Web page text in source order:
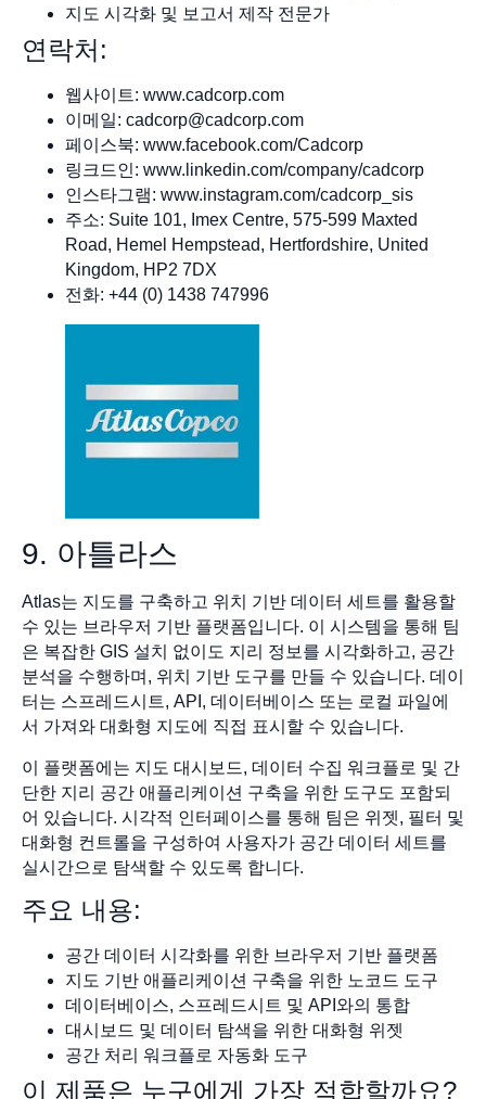
지도 시각화 및 보고서 제작 전문가
연락처:
웹사이트: www.cadcorp.com
이메일: cadcorp@cadcorp.com
페이스북: www.facebook.com/Cadcorp
링크드인: www.linkedin.com/company/cadcorp
인스타그램: www.instagram.com/cadcorp_sis
주소: Suite 101, Imex Centre, 575-599 Maxted
Road, Hemel Hempstead, Hertfordshire, United
Kingdom, HP2 7DX
전화: +44 (0) 1438 747996
9. 아틀라스
Atlas는 지도를 구축하고 위치 기반 데이터 세트를 활용할
수 있는 브라우저 기반 플랫폼입니다. 이 시스템을 통해 팀
은 복잡한 GIS 설치 없이도 지리 정보를 시각화하고, 공간
분석을 수행하며, 위치 기반 도구를 만들 수 있습니다. 데이
터는 스프레드시트, API, 데이터베이스 또는 로컬 파일에
서 가져와 대화형 지도에 직접 표시할 수 있습니다.
이 플랫폼에는 지도 대시보드, 데이터 수집 워크플로 및 간
단한 지리 공간 애플리케이션 구축을 위한 도구도 포함되
어 있습니다. 시각적 인터페이스를 통해 팀은 위젯, 필터 및
대화형 컨트롤을 구성하여 사용자가 공간 데이터 세트를
실시간으로 탐색할 수 있도록 합니다.
주요 내용:
공간 데이터 시각화를 위한 브라우저 기반 플랫폼
지도 기반 애플리케이션 구축을 위한 노코드 도구
데이터베이스, 스프레드시트 및 API와의 통합
대시보드 및 데이터 탐색을 위한 대화형 위젯
공간 처리 워크플로 자동화 도구
이 제품은 누구에게 가장 적합할까요?